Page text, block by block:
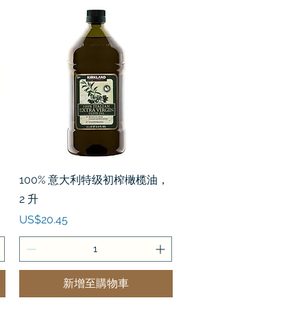
快速瀏覽
100% 意大利特级初榨橄榄油，
2 升
價格
US$20.45
新增至購物車